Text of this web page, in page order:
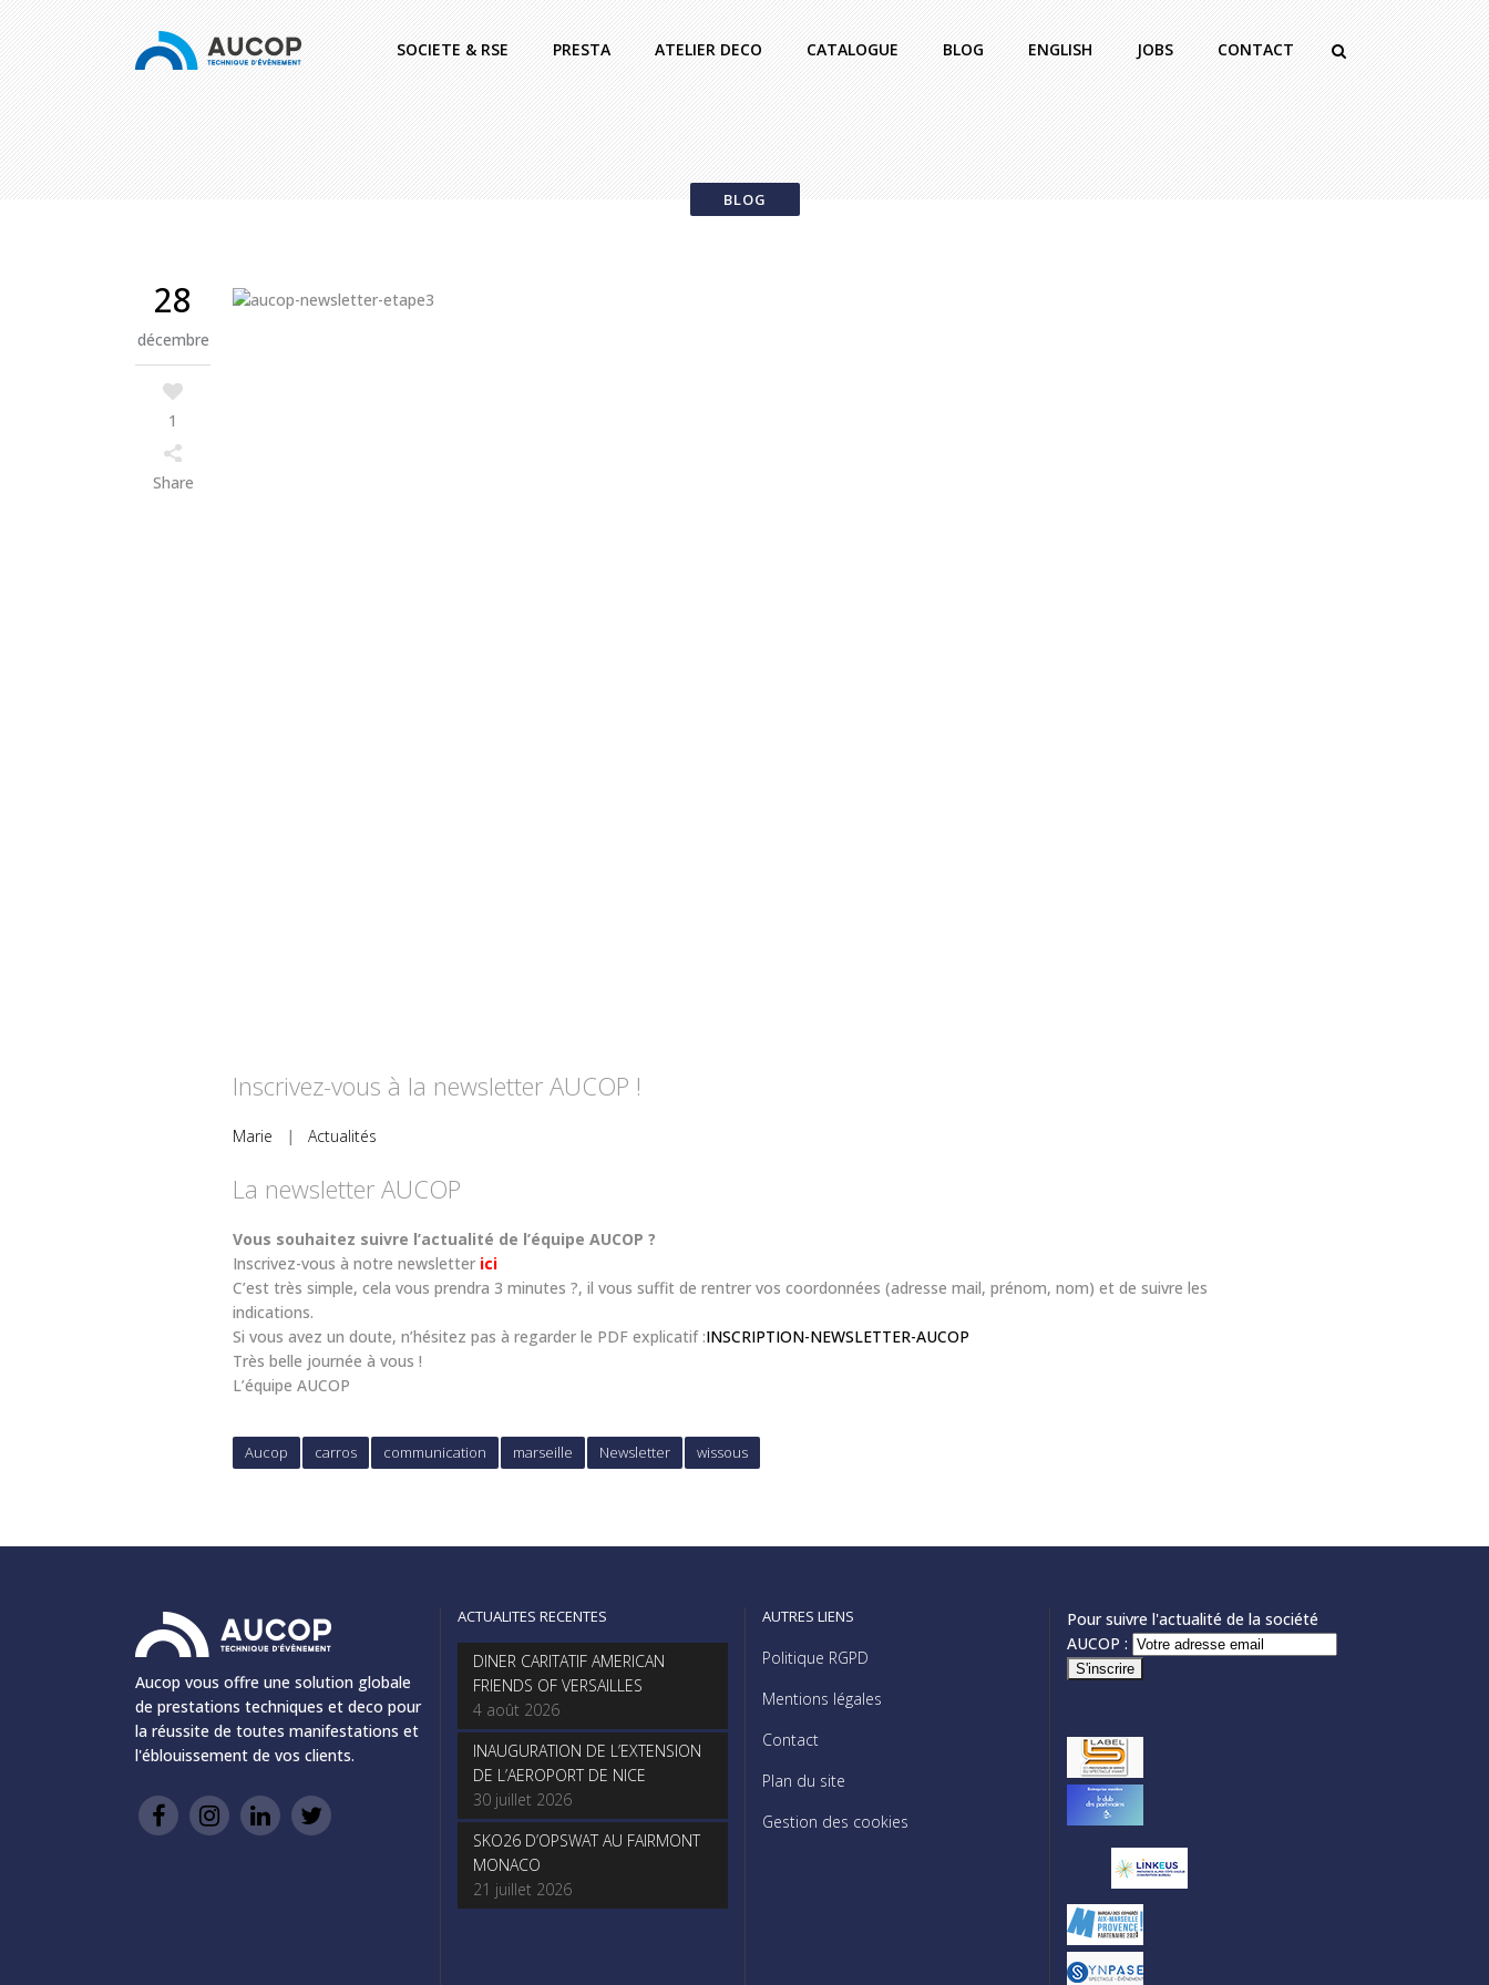
SOCIETE & RSE PRESTA ATELIER DECO CATALOGUE BLOG ENGLISH JOBS CONTACT
28
décembre
1
Share
Inscrivez-vous à la newsletter AUCOP !
Marie | Actualités
La newsletter AUCOP
Vous souhaitez suivre l’actualité de l’équipe AUCOP ?
Inscrivez-vous à notre newsletter ici
C’est très simple, cela vous prendra 3 minutes ?, il vous suffit de rentrer vos coordonnées (adresse mail, prénom, nom) et de suivre les
indications.
Si vous avez un doute, n’hésitez pas à regarder le PDF explicatif :INSCRIPTION-NEWSLETTER-AUCOP
Très belle journée à vous !
L’équipe AUCOP
Aucop carros communication marseille Newsletter wissous
Aucop vous offre une solution globale
de prestations techniques et deco pour
la réussite de toutes manifestations et
l'éblouissement de vos clients.
ACTUALITES RECENTES
DINER CARITATIF AMERICAN
FRIENDS OF VERSAILLES
4 août 2026
INAUGURATION DE L’EXTENSION
DE L’AEROPORT DE NICE
30 juillet 2026
SKO26 D’OPSWAT AU FAIRMONT
MONACO
21 juillet 2026
AUTRES LIENS
Politique RGPD
Mentions légales
Contact
Plan du site
Gestion des cookies
Pour suivre l'actualité de la société
AUCOP :